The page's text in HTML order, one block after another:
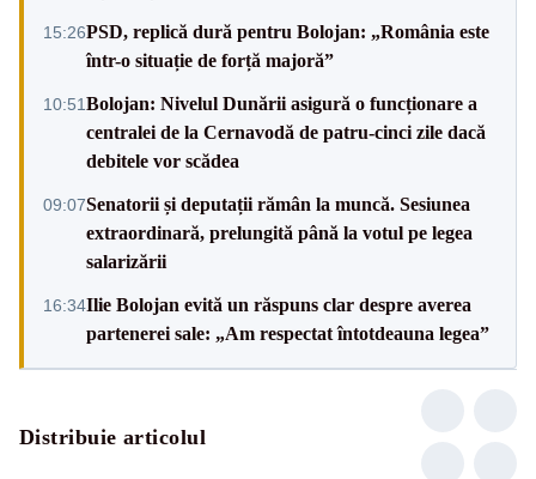
15:26PSD, replică dură pentru Bolojan: „România este
într-o situație de forță majoră”
10:51Bolojan: Nivelul Dunării asigură o funcționare a
centralei de la Cernavodă de patru-cinci zile dacă
debitele vor scădea
09:07Senatorii și deputații rămân la muncă. Sesiunea
extraordinară, prelungită până la votul pe legea
salarizării
16:34Ilie Bolojan evită un răspuns clar despre averea
partenerei sale: „Am respectat întotdeauna legea”
Distribuie articolul